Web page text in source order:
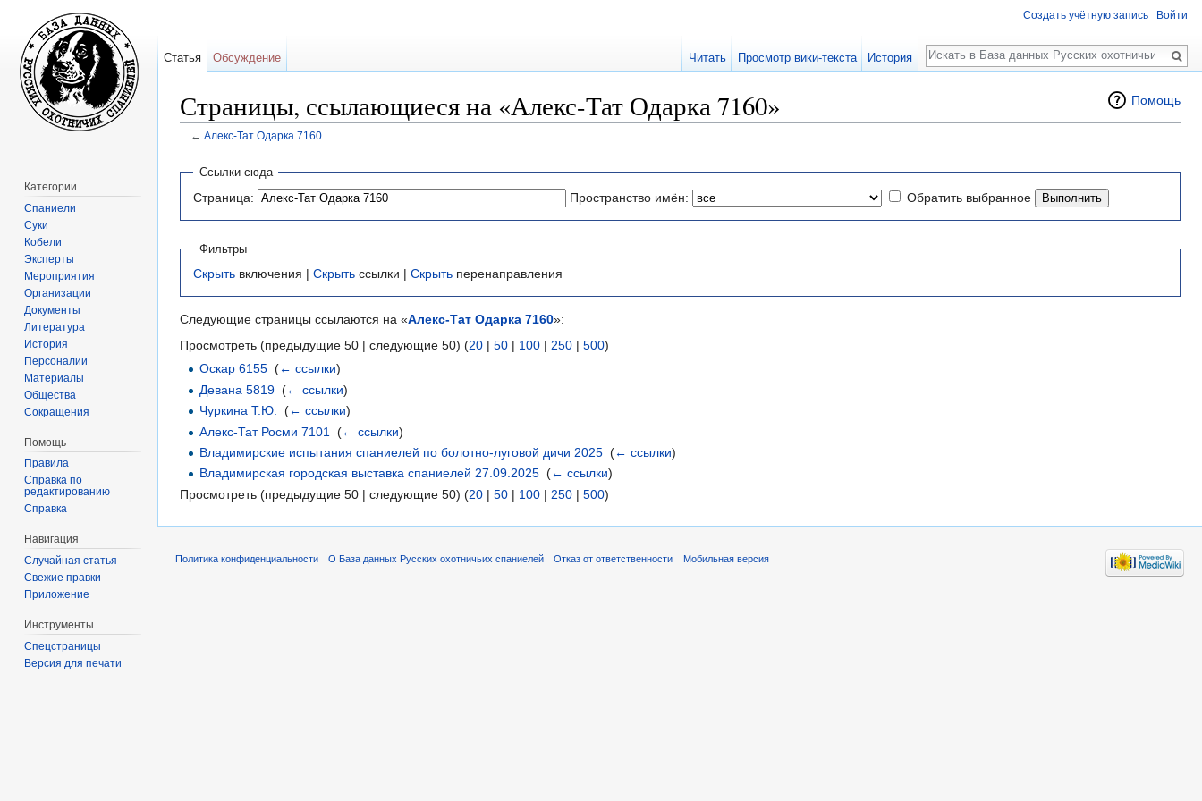
Помощь
Страницы, ссылающиеся на «Алекс-Тат Одарка 7160»
← Алекс-Тат Одарка 7160
Ссылки сюда
Страница: Пространство имён: Обратить выбранное
Фильтры
Скрыть включения | Скрыть ссылки | Скрыть перенаправления
Следующие страницы ссылаются на «Алекс-Тат Одарка 7160»:
Просмотреть (предыдущие 50 | следующие 50) (20 | 50 | 100 | 250 | 500)
Оскар 6155 ‎(← ссылки)
Девана 5819 ‎(← ссылки)
Чуркина Т.Ю.
‎(← ссылки)
Алекс-Тат Росми 7101
‎(← ссылки)
Владимирские испытания спаниелей по болотно-луговой дичи 2025 ‎(← ссылки)
Владимирская городская выставка спаниелей 27.09.2025 ‎(← ссылки)
Просмотреть (предыдущие 50 | следующие 50) (20 | 50 | 100 | 250 | 500)
Создать учётную запись Войти
Статья Обсуждение Читать Просмотр вики-текста История
Поиск
Категории
Спаниели
Суки
Кобели
Эксперты
Мероприятия
Организации
Документы
Литература
История
Персоналии
Материалы
Общества
Сокращения
Помощь
Правила
Справка по
редактированию
Справка
Навигация
Случайная статья
Свежие правки
Приложение
Инструменты
Спецстраницы
Версия для печати
Политика конфиденциальности О База данных Русских охотничьих спаниелей Отказ от ответственности Мобильная версия